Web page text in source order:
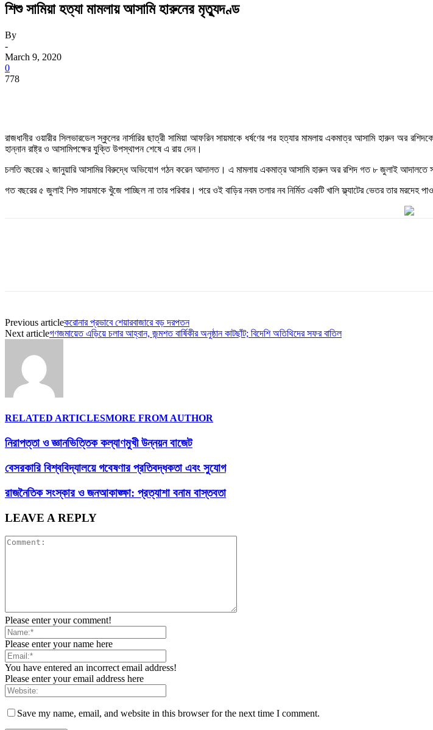
শিশু সামিয়া হত্যা মামলায় আসামি হারুনের মৃত্যুদণ্ড
By
-
March 9, 2020
0
778
রাজধানীর ওয়ারীর সিলভারডেল স্কুলের নার্সারির ছাত্রী সামিয়া আফরিন সায়মাকে ধর্ষণের পর হত্যার মামলায় একমাত্র আসামি হারুন অর
হান্নান রাষ্ট্র ও আসামিপক্ষের যুক্তি উপস্থাপন শেষে এ রায় দেন।
চলতি বছরের ২ জানুয়ারি আসামির বিরুদ্ধে অভিযোগ গঠন করেন আদালত। এ মামলায় একমাত্র আসামি হারুন অর রশিদ গত ৮ জুলাই আদালতে
গত বছরের ৫ জুলাই শিশু সায়মাকে খুঁজে পাচ্ছিল না তার পরিবার। পরে ওই বাড়ির নবম তলার নব নির্মিত একটি খালি ফ্ল্যাটের ভেতর তার মরদেহ
Previous articleকরোনার প্রভাবে শেয়ারবাজারে বড় দরপতন
Next articleগণজমায়েত এড়িয়ে চলার আহ্বান, জন্মশত বার্ষিকীর অনুষ্ঠান কাটছাঁট; বিদেশি অতিথিদের সফর বাতিল
RELATED ARTICLESMORE FROM AUTHOR
নিরাপত্তা ও জ্ঞানভিত্তিক কল্যাণমুখী উন্নয়ন বাজেট
বেসরকারি বিশ্ববিদ্যালয়ে গবেষণার প্রতিবদ্ধকতা এবং সুযোগ
রাজনৈতিক সংস্কার ও জনআকাঙ্ক্ষা: প্রত্যাশা বনাম বাস্তবতা
LEAVE A REPLY
Please enter your comment!
Please enter your name here
You have entered an incorrect email address!
Please enter your email address here
Save my name, email, and website in this browser for the next time I comment.